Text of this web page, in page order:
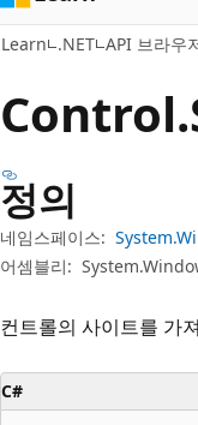
너
뛰
로
건
뛰
Learn .NET API 브라우
Control.
정의
네임스페이스:
어셈블리:
컨트롤의 사이트를 가
C#